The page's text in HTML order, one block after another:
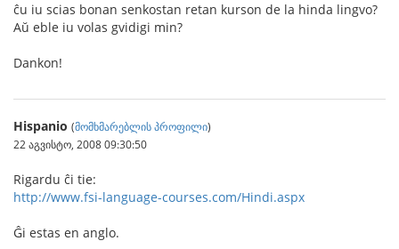
ĉu iu scias bonan senkostan retan kurson de la hinda lingvo?
Aŭ eble iu volas gvidigi min?
Dankon!
Hispanio (მომხმარებლის პროფილი)
22 აგვისტო, 2008 09:30:50
Rigardu ĉi tie:
http://www.fsi-language-courses.com/Hindi.aspx
Ĝi estas en anglo.